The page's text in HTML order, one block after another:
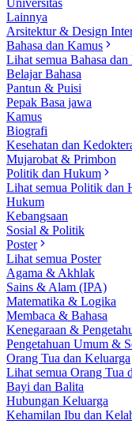
Universitas
Lainnya
Arsitektur & Design
Bahasa dan Kamus
Lihat semua Bahasa dan
Belajar Bahasa
Pantun & Puisi
Pepak Basa jawa
Kamus
Biografi
Kesehatan dan
Mujarobat & Primbon
Politik dan Hukum
Lihat semua Politik dan
Hukum
Kebangsaan
Sosial & Politik
Poster
Lihat semua Poster
Agama & Akhlak
Sains & Alam (IPA)
Matematika & Logika
Membaca & Bahasa
Kenegaraan &
Pengetahuan Umum &
Orang Tua dan Keluarga
Lihat semua Orang Tua
Bayi dan Balita
Hubungan Keluarga
Kehamilan Ibu dan